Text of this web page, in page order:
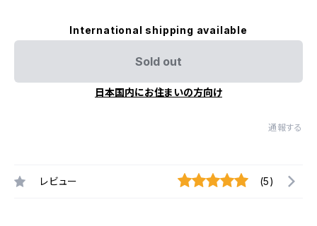
International shipping available
Sold out
日本国内にお住まいの方向け
通報する
レビュー (5)